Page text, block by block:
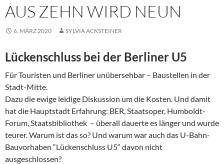
AUS ZEHN WIRD NEUN
6. MÄRZ 2020 SYLVIA ACKSTEINER
Lückenschluss bei der Berliner U5
Für Touristen und Berliner unübersehbar – Baustellen in der
Stadt-Mitte.
Dazu die ewige leidige Diskussion um die Kosten. Und damit
hat die Hauptstadt Erfahrung: BER, Staatsoper, Humboldt-
Forum, Staatsbibliothek – überall dauerte es länger und wurde
teurer. Warum ist das so? Und warum war auch das U-Bahn-
Bauvorhaben “Lückenschluss U5“ davon nicht
ausgeschlossen?